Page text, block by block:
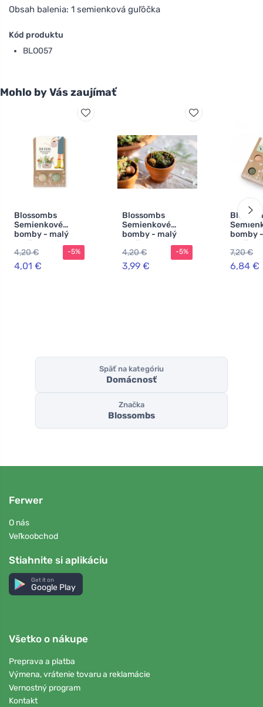
Obsah balenia: 1 semienková guľôčka
Kód produktu
BLO057
Mohlo by Vás zaujímať
Blossombs
Semienkové
bomby - malý
darček pre
učiteľov - kvety
(2 ks)
4,20 €
4,01 €
-5%
Blossombs
Semienkové
bomby - malý
darček pre
učiteľov - zajačik
(2 ks)
4,20 €
3,99 €
-5%
bomby
(4 ks) -
a
darček
7,20 €
6,84 €
Späť na kategóriu
Domácnosť
Značka
Blossombs
Ferwer
O nás
Veľkoobchod
Stiahnite si aplikáciu
Get it on
Google Play
Všetko o nákupe
Preprava a platba
Výmena, vrátenie tovaru a reklamácie
Vernostný program
Kontakt